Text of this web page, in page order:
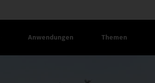
Anwendungen Themen